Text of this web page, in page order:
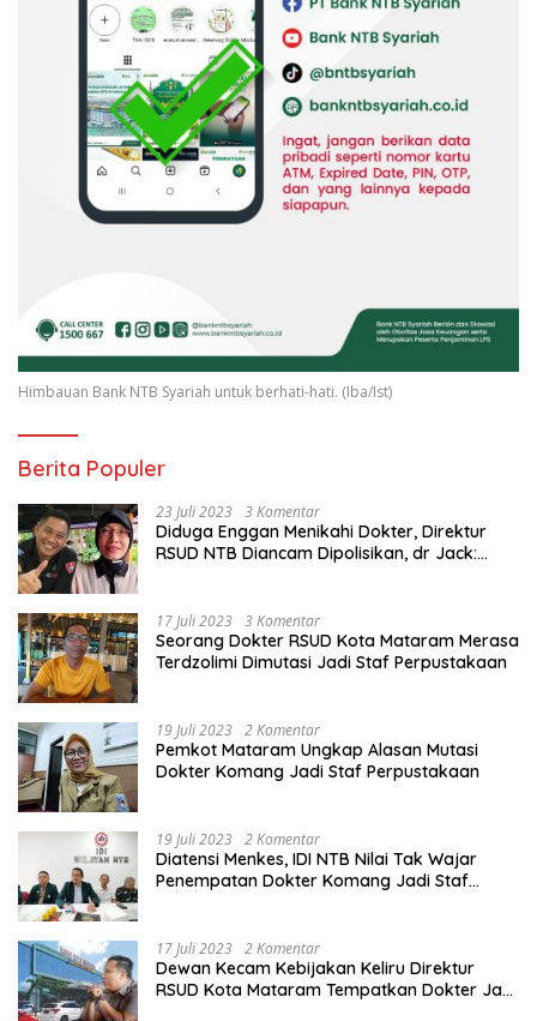
Himbauan Bank NTB Syariah untuk berhati-hati. (Iba/Ist)
Berita Populer
23 Juli 2023 3 Komentar
Diduga Enggan Menikahi Dokter, Direktur
RSUD NTB Diancam Dipolisikan, dr Jack:
17 Juli 2023 3 Komentar
Seorang Dokter RSUD Kota Mataram Merasa
Terdzolimi Dimutasi Jadi Staf Perpustakaan
19 Juli 2023 2 Komentar
Pemkot Mataram Ungkap Alasan Mutasi
Dokter Komang Jadi Staf Perpustakaan
19 Juli 2023 2 Komentar
Diatensi Menkes, IDI NTB Nilai Tak Wajar
Penempatan Dokter Komang Jadi Staf
17 Juli 2023 2 Komentar
Dewan Kecam Kebijakan Keliru Direktur
RSUD Kota Mataram Tempatkan Dokter Jadi